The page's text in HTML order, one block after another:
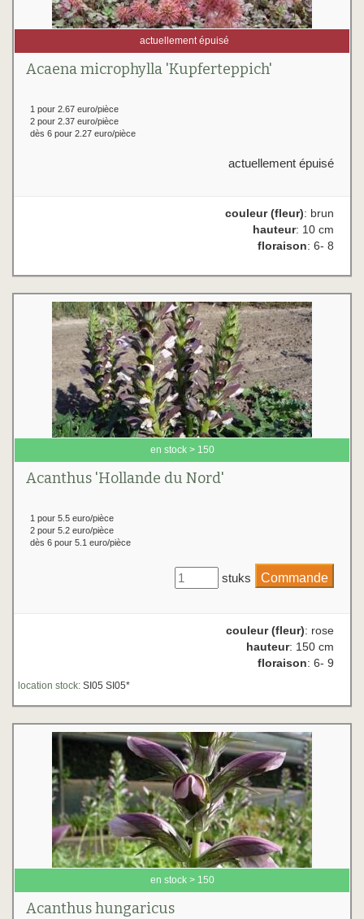
actuellement épuisé
Acaena microphylla 'Kupferteppich'
1 pour 2.67 euro/pièce
2 pour 2.37 euro/pièce
dès 6 pour 2.27 euro/pièce
actuellement épuisé
couleur (fleur): brun
hauteur: 10 cm
floraison: 6- 8
en stock > 150
Acanthus 'Hollande du Nord'
1 pour 5.5 euro/pièce
2 pour 5.2 euro/pièce
dès 6 pour 5.1 euro/pièce
stuks
couleur (fleur): rose
hauteur: 150 cm
floraison: 6- 9
location stock: SI05 SI05*
en stock > 150
Acanthus hungaricus